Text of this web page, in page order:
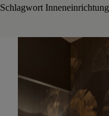
Schlagwort Inneneinrichtung